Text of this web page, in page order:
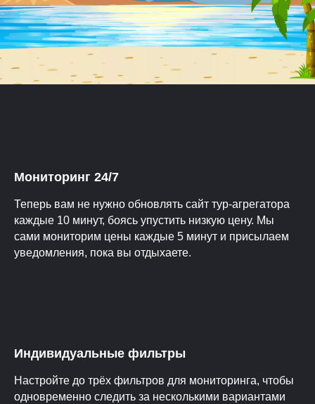
Мониторинг 24/7
Теперь вам не нужно обновлять сайт тур-агрегатора
каждые 10 минут, боясь упустить низкую цену. Мы
сами мониторим цены каждые 5 минут и присылаем
уведомления, пока вы отдыхаете.
Индивидуальные фильтры
Настройте до трёх фильтров для мониторинга, чтобы
одновременно следить за несколькими вариантами